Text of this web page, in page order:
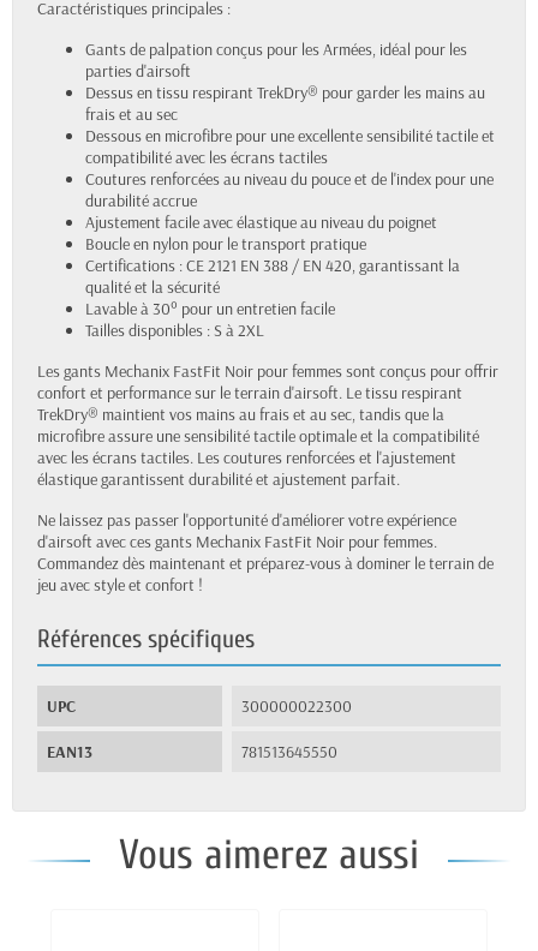
Caractéristiques principales :
Gants de palpation conçus pour les Armées, idéal pour les
parties d'airsoft
Dessus en tissu respirant TrekDry® pour garder les mains au
frais et au sec
Dessous en microfibre pour une excellente sensibilité tactile et
compatibilité avec les écrans tactiles
Coutures renforcées au niveau du pouce et de l'index pour une
durabilité accrue
Ajustement facile avec élastique au niveau du poignet
Boucle en nylon pour le transport pratique
Certifications : CE 2121 EN 388 / EN 420, garantissant la
qualité et la sécurité
Lavable à 30° pour un entretien facile
Tailles disponibles : S à 2XL
Les gants Mechanix FastFit Noir pour femmes sont conçus pour offrir
confort et performance sur le terrain d'airsoft. Le tissu respirant
TrekDry® maintient vos mains au frais et au sec, tandis que la
microfibre assure une sensibilité tactile optimale et la compatibilité
avec les écrans tactiles. Les coutures renforcées et l'ajustement
élastique garantissent durabilité et ajustement parfait.
Ne laissez pas passer l'opportunité d'améliorer votre expérience
d'airsoft avec ces gants Mechanix FastFit Noir pour femmes.
Commandez dès maintenant et préparez-vous à dominer le terrain de
jeu avec style et confort !
Références spécifiques
UPC 300000022300
EAN13 781513645550
Vous aimerez aussi